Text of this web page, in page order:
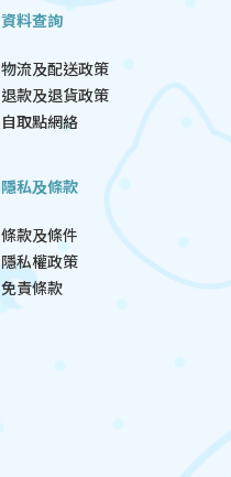
資料查詢
物流及配送政策
退款及退貨政策
自取點網絡
隱私及條款
條款及條件
隱私權政策
免責條款